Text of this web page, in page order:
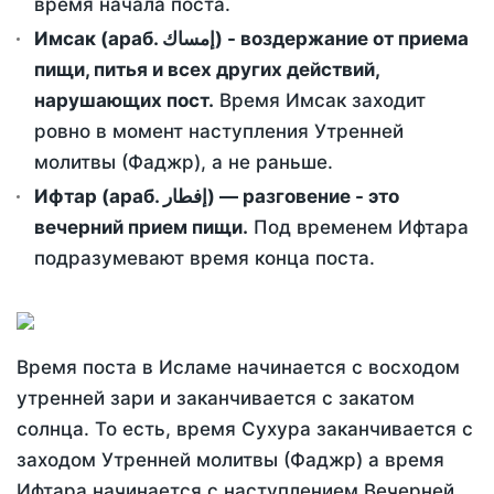
время начала поста.
Имсак (араб. إمساك) - воздержание от приема
пищи, питья и всех других действий,
нарушающих пост. Время Имсак заходит
ровно в момент наступления Утренней
молитвы (Фаджр), а не раньше.
Ифтар (араб. إفطار) — разговение - это
вечерний прием пищи. Под временем Ифтара
подразумевают время конца поста.
Время поста в Исламе начинается с восходом
утренней зари и заканчивается с закатом
солнца. То есть, время Сухура заканчивается с
заходом Утренней молитвы (Фаджр) а время